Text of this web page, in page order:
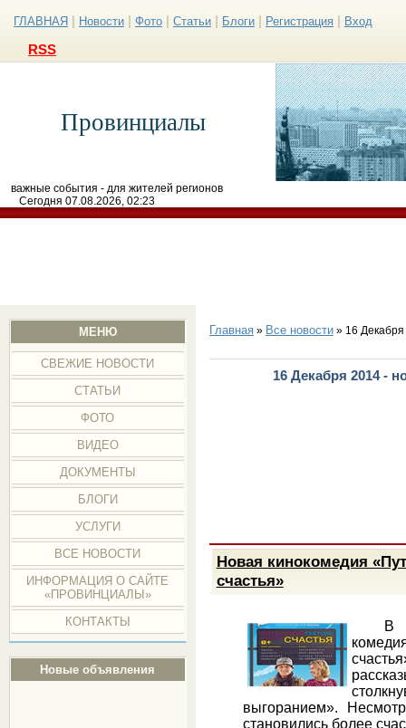
ГЛАВНАЯ Новости Фото Статьи Блоги Регистрация Вход
RSS
Провинциалы
важные события - для жителей регионов
Сегодня 07.08.2026, 02:23
МЕНЮ
СВЕЖИЕ НОВОСТИ
СТАТЬИ
ФОТО
ВИДЕО
ДОКУМЕНТЫ
БЛОГИ
УСЛУГИ
ВСЕ НОВОСТИ
ИНФОРМАЦИЯ О САЙТЕ
«ПРОВИНЦИАЛЫ»
КОНТАКТЫ
Новые объявления
Главная» Все новости» 16 Декабря
16 Декабря 2014 -
Новая кинокомедия
счастья»
В
выгоранием».
становились более